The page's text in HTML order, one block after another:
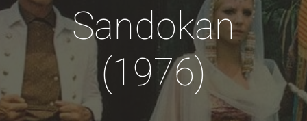
Sandokan
(1976)